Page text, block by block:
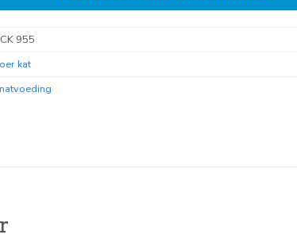
CK 955
kat